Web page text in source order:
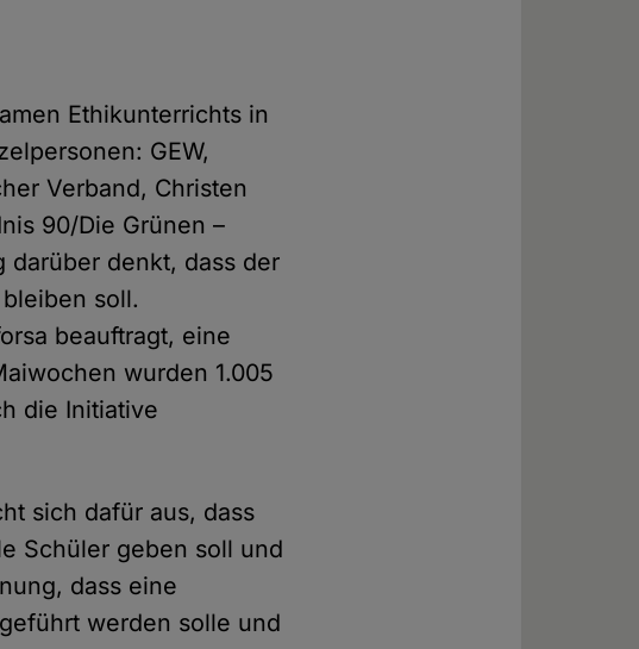
Ethikunterrichts in
GEW,
Verband, Christen
90/Die Grünen –
denkt, dass der
soll.
beauftragt, eine
wurden 1.005
die Initiative
sich dafür aus, dass
Schüler geben soll und
dass eine
werden solle und